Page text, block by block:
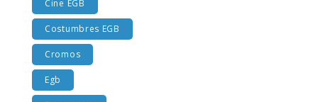
Cine EGB
Costumbres EGB
Cromos
Egb